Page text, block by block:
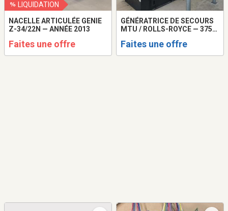
LIQUIDATION
NACELLE ARTICULÉE GENIE
Z-34/22N — ANNÉE 2013
Faites une offre
GÉNÉRATRICE DE SECOURS
MTU / ROLLS-ROYCE — 375
Faites une offre